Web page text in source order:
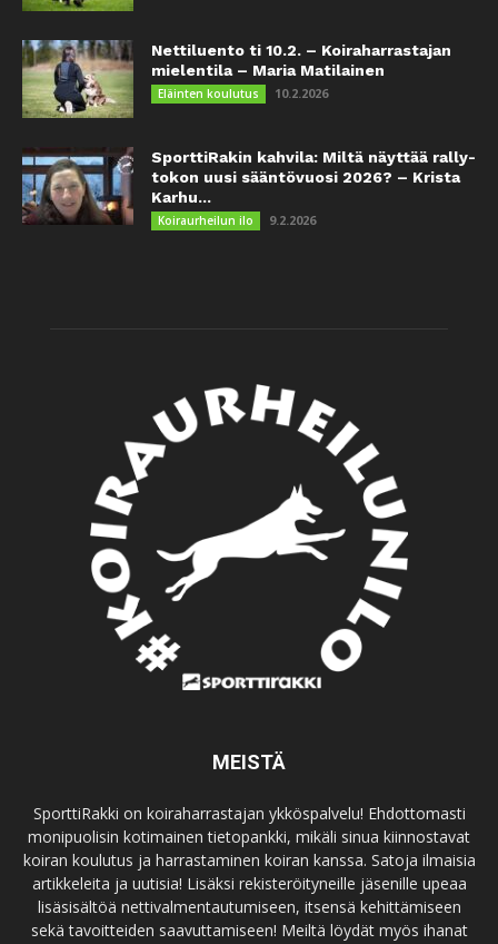
Nettiluento ti 10.2. – Koiraharrastajan
mielentila – Maria Matilainen
Eläinten koulutus 10.2.2026
SporttiRakin kahvila: Miltä näyttää rally-
tokon uusi sääntövuosi 2026? – Krista
Karhu...
Koiraurheilun ilo 9.2.2026
MEISTÄ
SporttiRakki on koiraharrastajan ykköspalvelu! Ehdottomasti
monipuolisin kotimainen tietopankki, mikäli sinua kiinnostavat
koiran koulutus ja harrastaminen koiran kanssa. Satoja ilmaisia
artikkeleita ja uutisia! Lisäksi rekisteröityneille jäsenille upeaa
lisäsisältöä nettivalmentautumiseen, itsensä kehittämiseen
sekä tavoitteiden saavuttamiseen! Meiltä löydät myös ihanat